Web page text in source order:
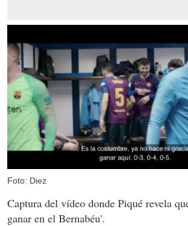
Foto: Diez
Captura del vídeo donde Piqué revela
ganar en el Bernabéu'.